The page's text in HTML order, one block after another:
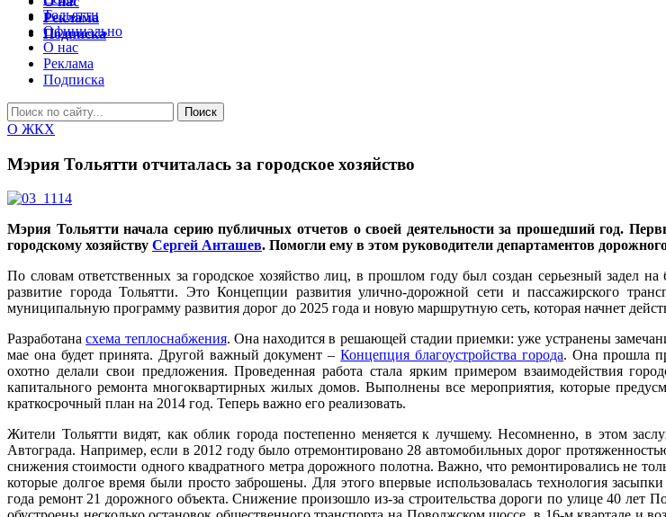
Тольятти
Официально
О нас
Реклама
Подписка
О ЖКХ
Мэрия Тольятти отчиталась за городское хозяйство
Мэрия Тольятти начала серию публичных отчетов о своей деятельности за прошедший год.
городскому хозяйству Сергей Анташев. Помогли ему в этом руководители департаментов
По словам ответственных за городское хозяйство лиц, в прошлом году был создан серьезный задел
развитие города Тольятти. Это Концепции развития улично-дорожной сети и пассажирского
муниципальную программу развития дорог до 2025 года и новую маршрутную сеть, которая начнет
Разработанасхема теплоснабжения. Она находится в решающей стадии приемки: уже устранены
мае она будет принята. Другой важный документ –Концепция благоустройства города. Она прошла
охотно делали свои предложения. Проведенная работа стала ярким примером взаимодействия
капитального ремонта многоквартирных жилых домов. Выполнены все мероприятия, которые
краткосрочный план на 2014 год. Теперь важно его реализовать.
Жители Тольятти видят, как облик города постепенно меняется к лучшему. Несомненно, в этом
Автограда. Например, если в 2012 году было отремонтировано 28 автомобильных дорог
снижения стоимости одного квадратного метра дорожного полотна. Важно, что ремонтировались не
которые долгое время были просто заброшены. Для этого впервые использовалась технология
года ремонт 21 дорожного объекта. Снижение произошло из-за строительства дороги по улице 40 лет
Реклама
Подписка